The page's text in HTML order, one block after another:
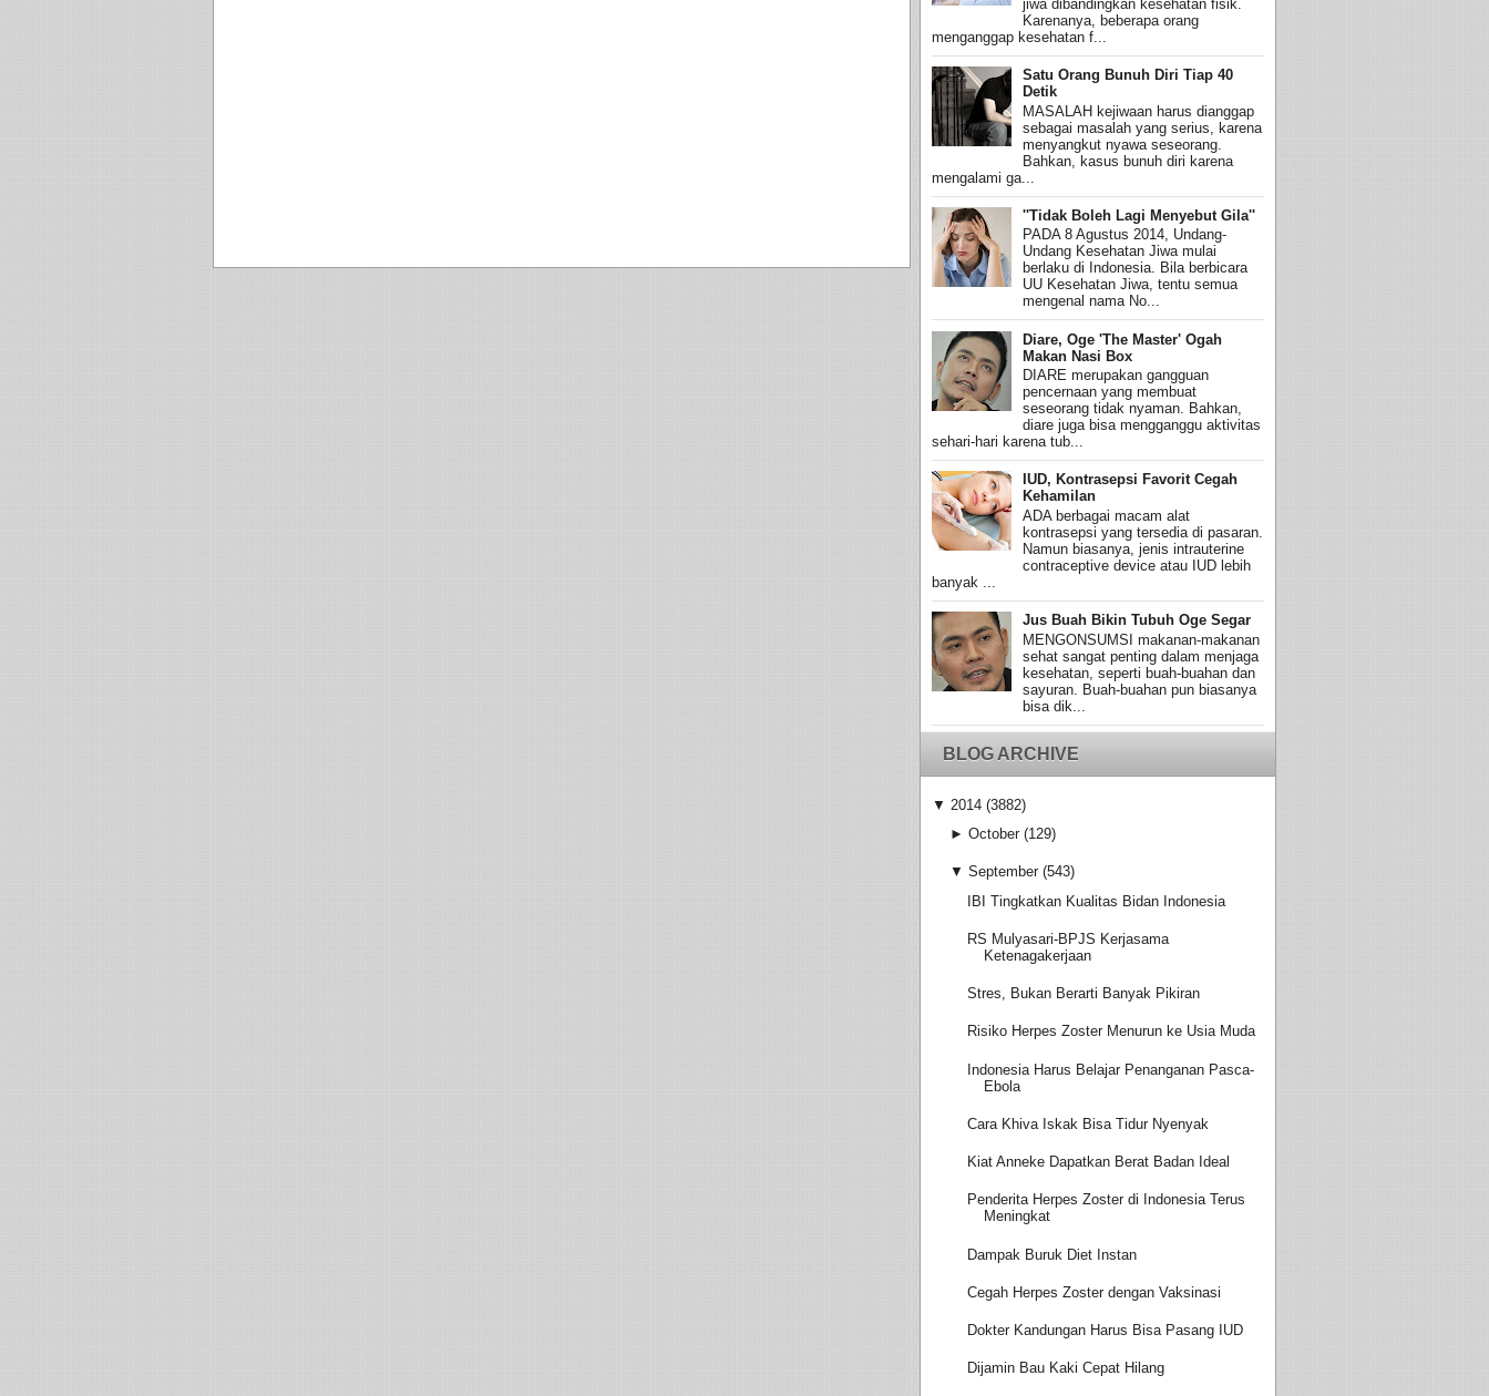
jiwa dibandingkan kesehatan fisik.
Karenanya, beberapa orang
menganggap kesehatan f...
Satu Orang Bunuh Diri Tiap 40
Detik
MASALAH kejiwaan harus dianggap
sebagai masalah yang serius, karena
menyangkut nyawa seseorang.
Bahkan, kasus bunuh diri karena
mengalami ga...
''Tidak Boleh Lagi Menyebut Gila''
PADA 8 Agustus 2014, Undang-
Undang Kesehatan Jiwa mulai
berlaku di Indonesia. Bila berbicara
UU Kesehatan Jiwa, tentu semua
mengenal nama No...
Diare, Oge 'The Master' Ogah
Makan Nasi Box
DIARE merupakan gangguan
pencernaan yang membuat
seseorang tidak nyaman. Bahkan,
diare juga bisa mengganggu aktivitas
sehari-hari karena tub...
IUD, Kontrasepsi Favorit Cegah
Kehamilan
ADA berbagai macam alat
kontrasepsi yang tersedia di pasaran.
Namun biasanya, jenis intrauterine
contraceptive device atau IUD lebih
banyak ...
Jus Buah Bikin Tubuh Oge Segar
MENGONSUMSI makanan-makanan
sehat sangat penting dalam menjaga
kesehatan, seperti buah-buahan dan
sayuran. Buah-buahan pun biasanya
bisa dik...
BLOG ARCHIVE
▼ 2014 (3882)
► October (129)
▼ September (543)
IBI Tingkatkan Kualitas Bidan Indonesia
RS Mulyasari-BPJS Kerjasama
Ketenagakerjaan
Stres, Bukan Berarti Banyak Pikiran
Risiko Herpes Zoster Menurun ke Usia Muda
Indonesia Harus Belajar Penanganan Pasca-
Ebola
Cara Khiva Iskak Bisa Tidur Nyenyak
Kiat Anneke Dapatkan Berat Badan Ideal
Penderita Herpes Zoster di Indonesia Terus
Meningkat
Dampak Buruk Diet Instan
Cegah Herpes Zoster dengan Vaksinasi
Dokter Kandungan Harus Bisa Pasang IUD
Dijamin Bau Kaki Cepat Hilang